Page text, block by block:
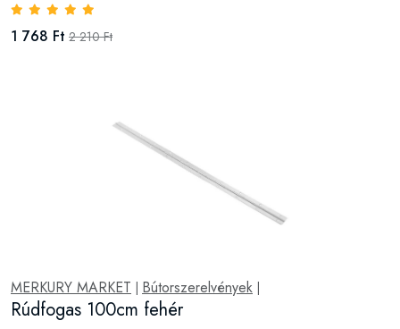
1 768 Ft 2 210 Ft
MERKURY MARKET Bútorszerelvények
Rúdfogas 100cm fehér